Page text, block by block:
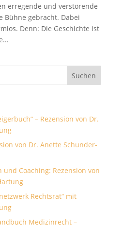
erregende und verstörende
Bühne gebracht. Dabei
Denn: Die Geschichte ist
– Rezension von Dr.
von Dr. Anette Schunder-
Coaching: Rezension von
Rechtsrat“ mit
Medizinrecht –